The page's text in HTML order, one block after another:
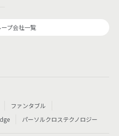
ープ会社一覧
ファンタブル
パーソルクロステクノロジー